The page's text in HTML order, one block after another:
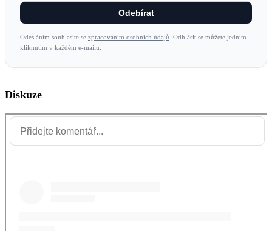
Odebírat
Odesláním souhlasíte se zpracováním osobních údajů . Odhlásit se můžete jedním
kliknutím v každém e-mailu.
Diskuze